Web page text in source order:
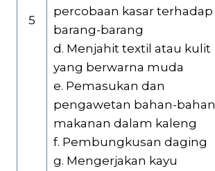
5
percobaan kasar terhadap
barang-barang
d. Menjahit textil atau kulit
yang berwarna muda
e. Pemasukan dan
pengawetan bahan-bahan
makanan dalam kaleng
f. Pembungkusan daging
g. Mengerjakan kayu